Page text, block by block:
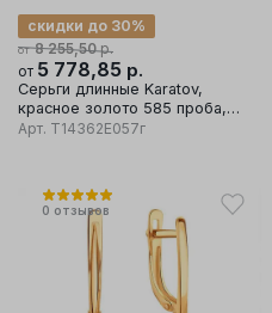
от 8 255,50р.
скидки до 30%
от 5 778,85 р.
Серьги длинные Karatov,
красное золото 585 проба,
вставка гранат
Арт. Т14362Е057г
0 отзывов